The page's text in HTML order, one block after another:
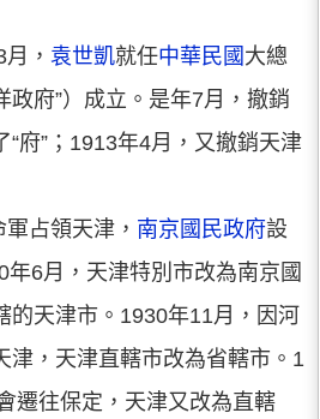
月， 袁世凱就任中華民國 大總
政府”）成立。是年7月，撤銷
府”；1913年4月，又撤銷天津
占領天津， 南京 國民政府設
年6月，天津特別市改為南京國
的天津市。1930年11月，因河
津，天津直轄市改為省轄市。1
遷往保定，天津又改為直轄